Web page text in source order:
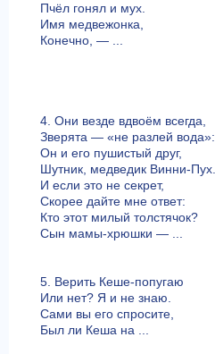
Пчёл гонял и мух.
Имя медвежонка,
Конечно, — ...
4. Они везде вдвоём всегда,
Зверята — «не разлей вода»:
Он и его пушистый друг,
Шутник, медведик Винни-Пух.
И если это не секрет,
Скорее дайте мне ответ:
Кто этот милый толстячок?
Сын мамы-хрюшки — ...
5. Верить Кеше-попугаю
Или нет? Я и не знаю.
Сами вы его спросите,
Был ли Кеша на ...